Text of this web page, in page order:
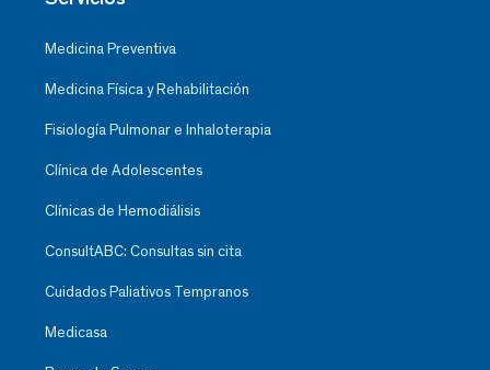
Medicina Preventiva
Medicina Física y Rehabilitación
Fisiología Pulmonar e Inhaloterapia
Clínica de Adolescentes
Clínicas de Hemodiálisis
ConsultABC: Consultas sin cita
Cuidados Paliativos Tempranos
Medicasa